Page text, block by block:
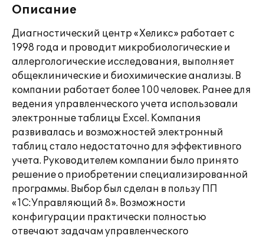
Описание
Диагностический центр «Хеликс» работает с
1998 года и проводит микробиологические и
аллергологические исследования, выполняет
общеклинические и биохимические анализы. В
компании работает более 100 человек. Ранее для
ведения управленческого учета использовали
электронные таблицы Excel. Компания
развивалась и возможностей электронный
таблиц стало недостаточно для эффективного
учета. Руководителем компании было принято
решение о приобретении специализированной
программы. Выбор был сделан в пользу ПП
«1С:Управляющий 8». Возможности
конфигурации практически полностью
отвечают задачам управленческого